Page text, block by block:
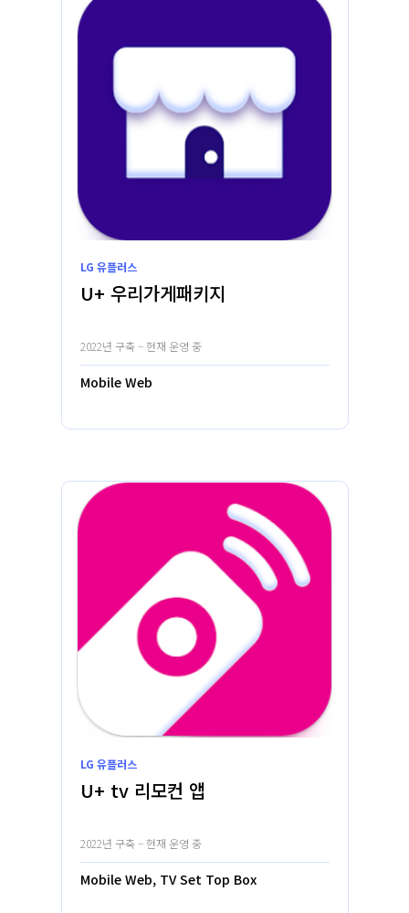
LG 유플러스
U+ 우리가게패키지
2022년 구축 ~ 현재 운영 중
Mobile Web
LG 유플러스
U+ tv 리모컨 앱
2022년 구축 ~ 현재 운영 중
Mobile Web, TV Set Top Box